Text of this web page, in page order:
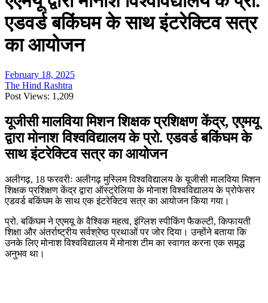
एडवर्ड बकिंघम के साथ इंटरेक्टिव सत्र
का आयोजन
February 18, 2025
The Hind Rashtra
Post Views: 1,209
यूजीसी मालविया मिशन शिक्षक प्रशिक्षण केंद्र, एएमयू
द्वारा मोनाश विश्वविद्यालय के प्रो. एडवर्ड बकिंघम के
साथ इंटरेक्टिव सत्र का आयोजन
अलीगढ़, 18 फरवरीः अलीगढ़ मुस्लिम विश्वविद्यालय के यूजीसी मालविया मिशन
शिक्षक प्रशिक्षण केंद्र द्वारा ऑस्ट्रेलिया के मोनाश विश्वविद्यालय के प्रोफेसर
एडवर्ड बकिंघम के साथ एक इंटरेक्टिव सत्र का आयोजन किया गया।
प्रो. बकिंघम ने एएमयू के वैश्विक महत्व, इंग्लिश स्पीकिंग फैकल्टी, किफायती
शिक्षा और अंतर्राष्ट्रीय सर्वश्रेष्ठ प्रथाओं पर जोर दिया। उन्होंने बताया कि
उनके लिए मोनाश विश्वविद्यालय में मोनाश टीम का स्वागत करना एक समृद्ध
अनुभव था।